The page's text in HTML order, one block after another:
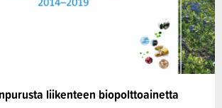
liikenteen biopolttoainetta